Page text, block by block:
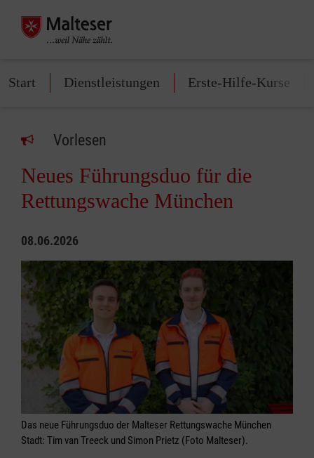
Start Dienstleistungen Erste-Hilfe-Kurse
Vorlesen
Neues Führungsduo für die
Rettungswache München
08.06.2026
Das neue Führungsduo der Malteser Rettungswache München
Stadt: Tim van Treeck und Simon Prietz (Foto Malteser).